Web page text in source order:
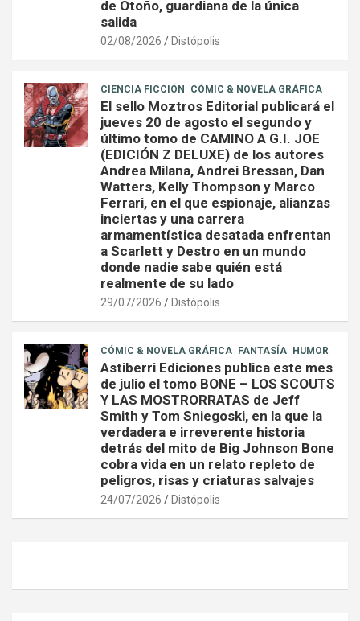
de Otoño, guardiana de la única
salida
02/08/2026 Distópolis
CIENCIA FICCIÓN CÓMIC & NOVELA GRÁFICA
El sello Moztros Editorial publicará el
jueves 20 de agosto el segundo y
último tomo de CAMINO A G.I. JOE
(EDICIÓN Z DELUXE) de los autores
Andrea Milana, Andrei Bressan, Dan
Watters, Kelly Thompson y Marco
Ferrari, en el que espionaje, alianzas
inciertas y una carrera
armamentística desatada enfrentan
a Scarlett y Destro en un mundo
donde nadie sabe quién está
realmente de su lado
29/07/2026 Distópolis
CÓMIC & NOVELA GRÁFICA FANTASÍA HUMOR
Astiberri Ediciones publica este mes
de julio el tomo BONE – LOS SCOUTS
Y LAS MOSTRORRATAS de Jeff
Smith y Tom Sniegoski, en la que la
verdadera e irreverente historia
detrás del mito de Big Johnson Bone
cobra vida en un relato repleto de
peligros, risas y criaturas salvajes
24/07/2026 Distópolis